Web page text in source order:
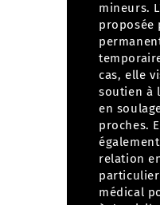
mineurs.
proposée
cas, elle
soutien à
en
proches.
relation
médical